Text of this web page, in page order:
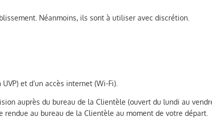
Néanmoins, ils sont à utiliser avec discrétion.
et d’un accès internet (Wi-Fi).
auprès du bureau de la Clientèle (ouvert du lundi au
au bureau de la Clientèle au moment de votre départ.